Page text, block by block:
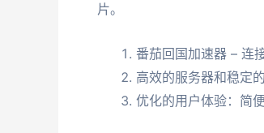
片。
番茄回国加速器 – 连
高效的服务器和稳定
优化的用户体验：简